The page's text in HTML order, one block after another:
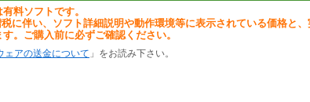
料ソフトです。
に伴い、ソフト詳細説明や動作環境等に表示されている価格と
。ご購入前に必ずご確認ください。
ェアの送金について 」をお読み下さい。